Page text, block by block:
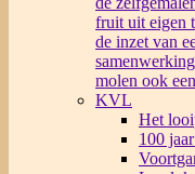
fruit uit eigen
de inzet van
molen ook
KVL
Het
100